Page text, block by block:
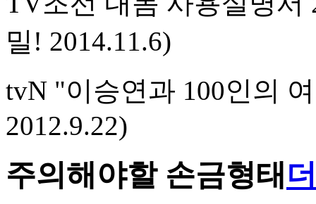
밀! 2014.11.6)
tvN "이승연과 100인의
2012.9.22)
주의해야할 손금형태